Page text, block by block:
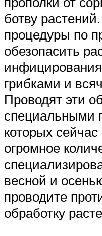
ботву
процедуры по
обезопасить
грибками и
Проводят эти
специальными
которых
огромное
весной и
проводите
обработку